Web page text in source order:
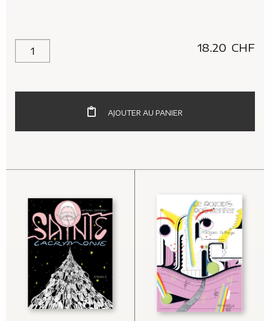
quantité de Big Kids 18.20 CHF
AJOUTER AU PANIER